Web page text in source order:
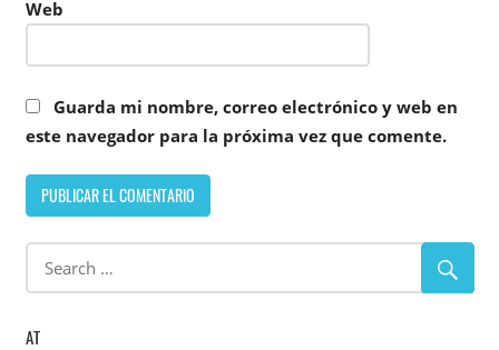
Web
Guarda mi nombre, correo electrónico y web en
este navegador para la próxima vez que comente.
AT